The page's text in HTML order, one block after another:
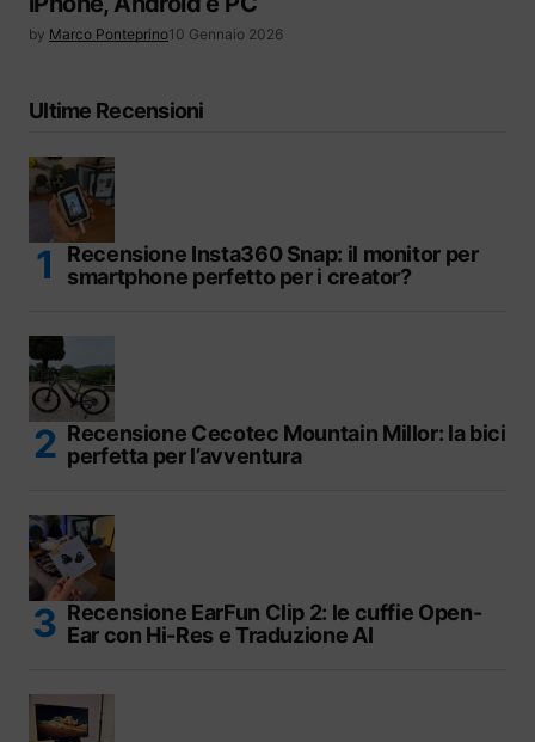
by Marco Ponteprino10 Gennaio 2026
Ultime Recensioni
Recensione Insta360 Snap: il monitor per
smartphone perfetto per i creator?
Recensione Cecotec Mountain Millor: la bici
perfetta per l’avventura
Recensione EarFun Clip 2: le cuffie Open-
Ear con Hi-Res e Traduzione AI